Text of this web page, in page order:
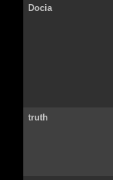
Docia
truth